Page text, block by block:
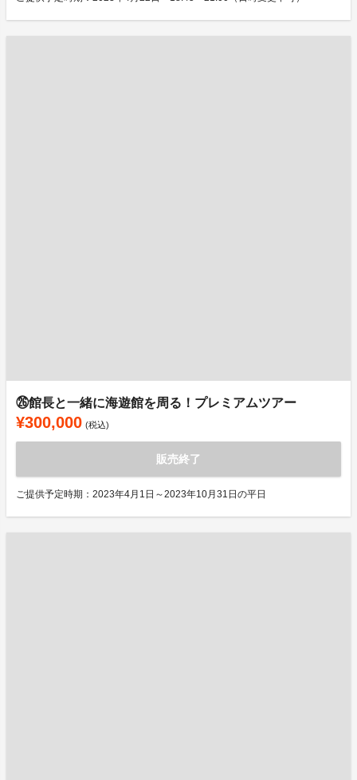
㉖館長と一緒に海遊館を周る！プレミアムツアー
¥300,000 (税込)
販売終了
ご提供予定時期：2023年4月1日～2023年10月31日の平日